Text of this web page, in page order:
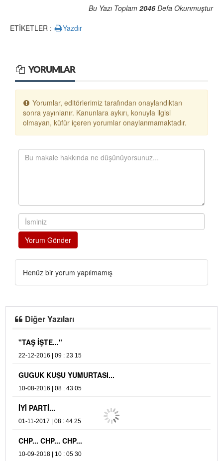
Bu Yazı Toplam 2046 Defa Okunmuştur
ETİKETLER :
Yazdır
YORUMLAR
Yorumlar, editörlerimiz tarafından onaylandıktan
sonra yayınlanır. Kanunlara aykırı, konuyla ilgisi
olmayan, küfür içeren yorumlar onaylanmamaktadır.
Yorum Gönder
Henüz bir yorum yapılmamış
Diğer Yazıları
"TAŞ İŞTE..."
22-12-2016 | 09 : 23 15
GUGUK KUŞU YUMURTASI...
10-08-2016 | 08 : 43 05
İYİ PARTİ...
01-11-2017 | 08 : 44 25
CHP... CHP... CHP...
10-09-2018 | 10 : 05 30